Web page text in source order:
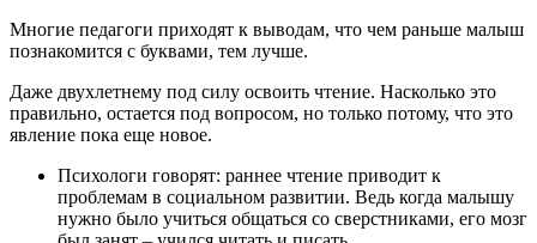
Многие педагоги приходят к выводам, что чем раньше малыш
познакомится с буквами, тем лучше.
Даже двухлетнему под силу освоить чтение. Насколько это
правильно, остается под вопросом, но только потому, что это
явление пока еще новое.
Психологи говорят: раннее чтение приводит к
проблемам в социальном развитии. Ведь когда малышу
нужно было учиться общаться со сверстниками, его мозг